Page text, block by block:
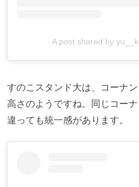
A post shared by
すのこスタンド大は、コーナ
高さのようですね。同じコー
違っても統一感があります。